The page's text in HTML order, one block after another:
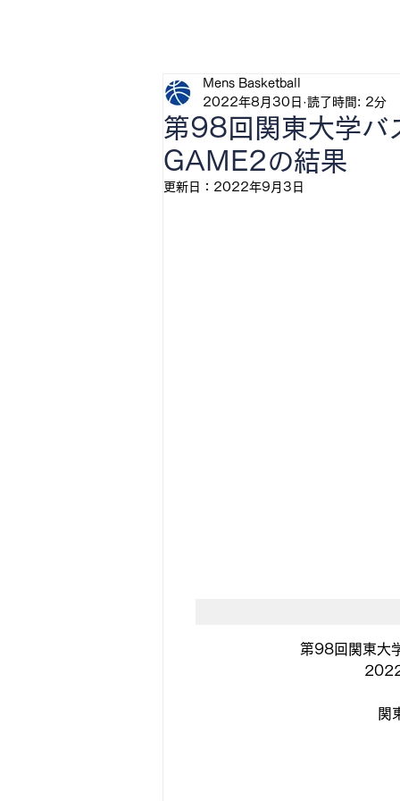
第98回関東大学
GAME2の結果
Mens Basketball
2022年8月30日 読了時間: 2分
更新日： 2022年9月3日
第98回関東大
関